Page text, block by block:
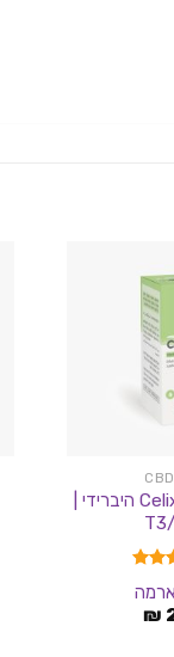
סליקסיר Celixir 15 היברידי |
₪